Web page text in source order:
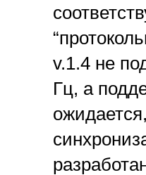
v.1.4 не
Гц, а